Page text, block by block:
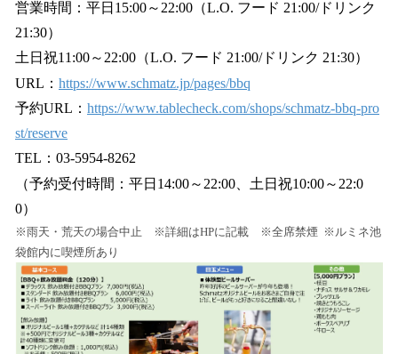
営業時間：平日15:00～22:00（L.O. フード 21:00/ドリンク
21:30）
土日祝11:00～22:00（L.O. フード 21:00/ドリンク 21:30）
URL： https://www.schmatz.jp/pages/bbq
予約URL： https://www.tablecheck.com/shops/schmatz-bbq-pro
st/reserve
TEL：03-5954-8262
（予約受付時間：平日14:00～22:00、土日祝10:00～22:0
0）
※雨天・荒天の場合中止 ※詳細はHPに記載 ※全席禁煙 ※ルミネ池
袋館内に喫煙所あり